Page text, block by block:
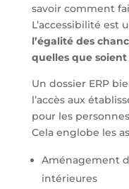
savoir comment
L’accessibilité est
l’égalité des
quelles que
Un dossier ERP
l’accès aux
pour les
Cela englobe les
Aménagement
intérieures